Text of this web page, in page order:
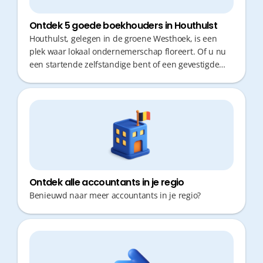
Ontdek 5 goede boekhouders in Houthulst
Houthulst, gelegen in de groene Westhoek, is een
plek waar lokaal ondernemerschap floreert. Of u nu
een startende zelfstandige bent of een gevestigde
is cruciaal voor uw succes. Niemand wil kostbare tijd
verliezen met verre verplaatsingen of administratieve
rompslomp; u wilt zich focussen op uw zaak. Een
goede boekhouder biedt niet alleen correct
cijferwerk, maar fungeert ook als een proactieve gids
in het complexe fiscale landschap, met snelle
responstijden als absolute must.
Ontdek alle accountants in je regio
Benieuwd naar meer accountants in je regio?